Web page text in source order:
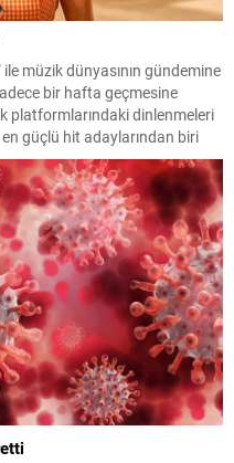
müzik dünyasının gündemine
bir hafta geçmesine
platformlarındaki dinlenmeleri
güçlü hit adaylarından biri
ritmi ve ilk dinleyişte